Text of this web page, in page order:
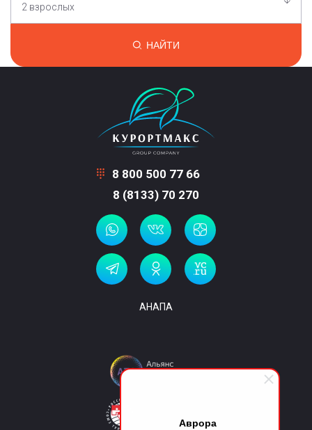
Аврора
2 взрослых
НАЙТИ
8 800 500 77 66
8 (8133) 70 270
АНАПА